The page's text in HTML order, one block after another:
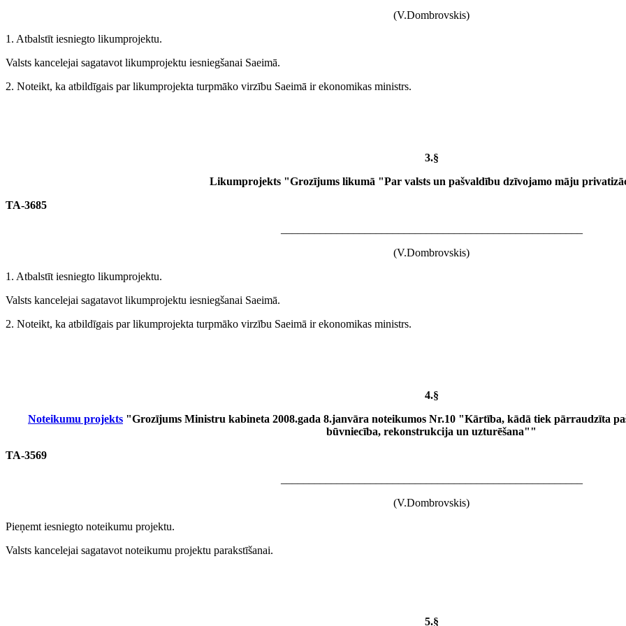
(V.Dombrovskis)
1. Atbalstīt iesniegto likumprojektu.
Valsts kancelejai sagatavot likumprojektu iesniegšanai Saeimā.
2. Noteikt, ka atbildīgais par likumprojekta turpmāko virzību Saeimā ir ekonomikas ministrs.
3.§
Likumprojekts "Grozījums likumā "Par valsts un pašvaldību dzīvojamo māju
TA-3685
(V.Dombrovskis)
1. Atbalstīt iesniegto likumprojektu.
Valsts kancelejai sagatavot likumprojektu iesniegšanai Saeimā.
2. Noteikt, ka atbildīgais par likumprojekta turpmāko virzību Saeimā ir ekonomikas ministrs.
4.§
Noteikumu projekts "Grozījums Ministru kabineta 2008.gada 8.janvāra noteikumos Nr.10 "Kārtība, kādā tiek pārraudzīta
būvniecība, rekonstrukcija un uzturēšana""
TA-3569
(V.Dombrovskis)
Pieņemt iesniegto noteikumu projektu.
Valsts kancelejai sagatavot noteikumu projektu parakstīšanai.
5.§